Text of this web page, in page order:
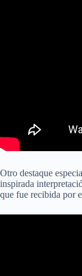
Otro destaque
inspirada
que fue recibida por